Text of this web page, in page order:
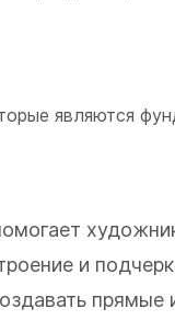
являются
и
прямые